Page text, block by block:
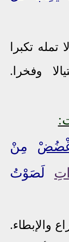
تكبرا
وفخرا.
مِنْ
لَصَوْتُ
والإبطاء.